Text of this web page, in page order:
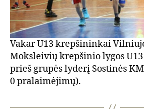
Vakar U13 krepšininkai
Moksleivių krepšinio lygos
prieš grupės lyderį Sostinės
0 pralaimėjimų).